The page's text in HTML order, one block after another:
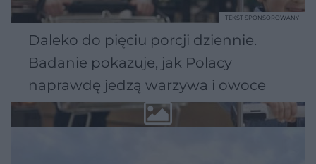
Daleko do pięciu porcji dziennie.
Badanie pokazuje, jak Polacy
naprawdę jedzą warzywa i owoce
TEKST SPONSOROWANY